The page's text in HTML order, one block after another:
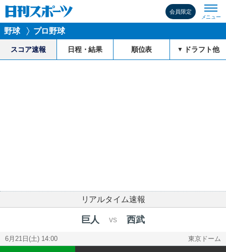
会員限定
野球 プロ野球
スコア速報 日程・結果 順位表 ドラフト他
リアルタイム速報
巨人 vs 西武
6月21日(土) 14:00 東京ドーム